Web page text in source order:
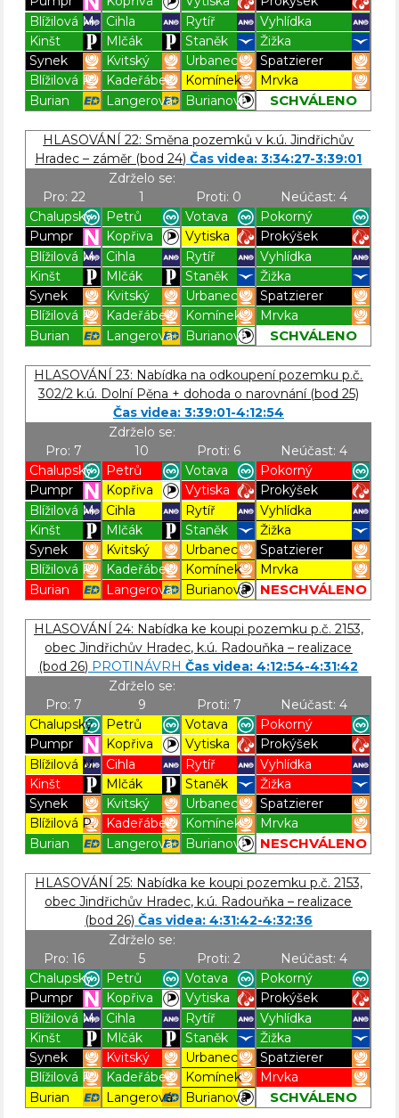
Blížilová M. Cihla Rytíř
Vyhlídka
Kinšt
Mlčák Staněk
Žižka
Synek
Kvitský Urbanec
Spatzierer
Blížilová P.
Kadeřábek Komínek
Mrvka
Burian
Langerová Burianová SCHVÁLENO
HLASOVÁNÍ 22: Směna pozemků v k.ú. Jindřichův
Hradec – záměr (bod 24) Čas videa: 3:34:27-3:39:01
Pro: 22
Zdrželo se:
1
Proti: 0
Neúčast: 4
Chalupský
Petrů Votava
Pokorný
Pumpr
Kopřiva Vytiska
Prokýšek
Blížilová M. Cihla Rytíř
Vyhlídka
Kinšt
Mlčák Staněk
Žižka
Synek
Kvitský Urbanec
Spatzierer
Blížilová P.
Kadeřábek Komínek
Mrvka
Burian
Langerová Burianová SCHVÁLENO
HLASOVÁNÍ 23: Nabídka na odkoupení pozemku p.č.
302/2 k.ú. Dolní Pěna + dohoda o narovnání (bod 25)
Čas videa: 3:39:01-4:12:54
Pro: 7
Zdrželo se:
10
Proti: 6
Neúčast: 4
Chalupský
Petrů Votava
Pokorný
Pumpr
Kopřiva Vytiska
Prokýšek
Blížilová M. Cihla Rytíř
Vyhlídka
Kinšt
Mlčák Staněk
Žižka
Synek
Kvitský Urbanec
Spatzierer
Blížilová P.
Kadeřábek Komínek
Mrvka
Burian
Langerová Burianová NESCHVÁLENO
HLASOVÁNÍ 24: Nabídka ke koupi pozemku p.č. 2153,
obec Jindřichův Hradec, k.ú. Radouňka – realizace
(bod 26) PROTINÁVRHČas videa: 4:12:54-4:31:42
Pro: 7
Zdrželo se:
9
Proti: 7
Neúčast: 4
Chalupský
Petrů Votava
Pokorný
Pumpr
Kopřiva Vytiska
Prokýšek
Blížilová M. Cihla Rytíř
Vyhlídka
Kinšt
Mlčák Staněk
Žižka
Synek
Kvitský Urbanec
Spatzierer
Blížilová P.
Kadeřábek Komínek
Mrvka
Burian
Langerová Burianová NESCHVÁLENO
HLASOVÁNÍ 25: Nabídka ke koupi pozemku p.č. 2153,
obec Jindřichův Hradec, k.ú. Radouňka – realizace
(bod 26) Čas videa: 4:31:42-4:32:36
Pro: 16
Zdrželo se:
5
Proti: 2
Neúčast: 4
Chalupský
Petrů Votava
Pokorný
Pumpr
Kopřiva Vytiska
Prokýšek
Blížilová M. Cihla Rytíř
Vyhlídka
Kinšt
Mlčák Staněk
Žižka
Synek
Kvitský Urbanec
Spatzierer
Blížilová P.
Kadeřábek Komínek
Mrvka
Burian
Langerová Burianová SCHVÁLENO